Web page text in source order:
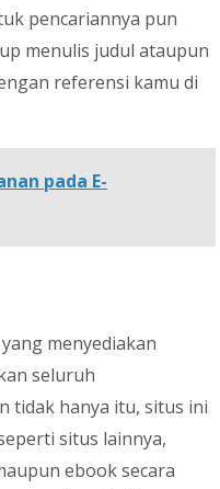
pencariannya pun
menulis judul ataupun
referensi kamu di
pada E-
menyediakan
seluruh
tidak hanya itu, situs ini
situs lainnya,
ebook secara